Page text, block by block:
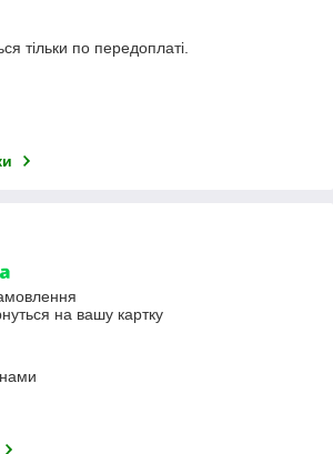
тільки по передоплаті.
на вашу картку